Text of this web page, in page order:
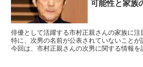
可能性と家族
俳優として活躍する市村正親さんの家族に注
特に、次男の名前が公表されていないことが
今回は、市村正親さんの次男に関する情報を